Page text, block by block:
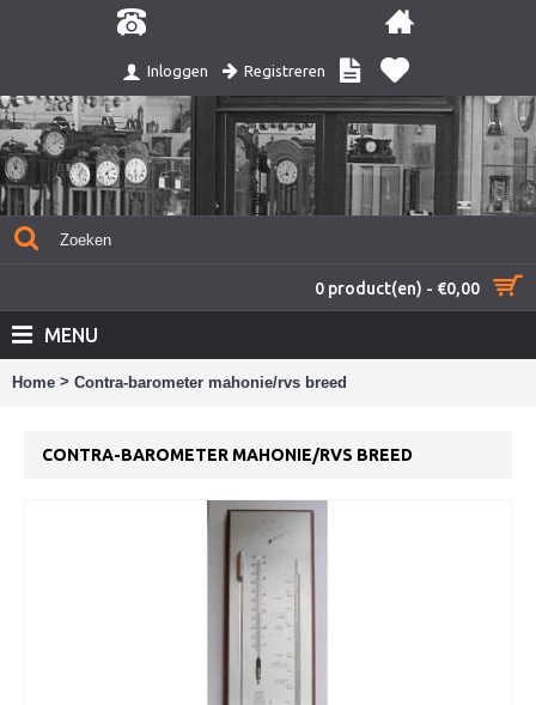
Inloggen Registreren
0 product(en) - €0,00
MENU
Home > Contra-barometer mahonie/rvs breed
CONTRA-BAROMETER MAHONIE/RVS BREED